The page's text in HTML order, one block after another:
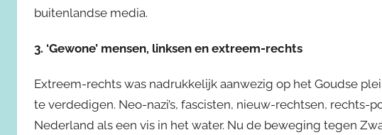
buitenlandse media.
3. ‘Gewone’ mensen, linksen en extreem-rechts
Extreem-rechts was nadrukkelijk aanwezig op het Goudse
te verdedigen. Neo-nazi’s, fascisten, nieuw-rechtsen, rechts-
Nederland als een vis in het water. Nu de beweging tegen